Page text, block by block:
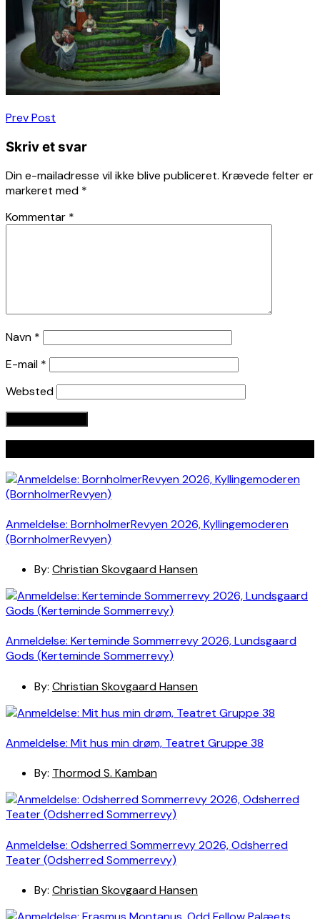
Indlægsnavigation
Prev Post
Skriv et svar
Din e-mailadresse vil ikke blive publiceret. Krævede felter er
markeret med *
Kommentar *
Navn *
E-mail *
Websted
Anmeldelse: BornholmerRevyen 2026, Kyllingemoderen
(BornholmerRevyen)
By: Christian Skovgaard Hansen
Anmeldelse: Kerteminde Sommerrevy 2026, Lundsgaard
Gods (Kerteminde Sommerrevy)
By: Christian Skovgaard Hansen
Anmeldelse: Mit hus min drøm, Teatret Gruppe 38
By: Thormod S. Kamban
Anmeldelse: Odsherred Sommerrevy 2026, Odsherred
Teater (Odsherred Sommerrevy)
By: Christian Skovgaard Hansen